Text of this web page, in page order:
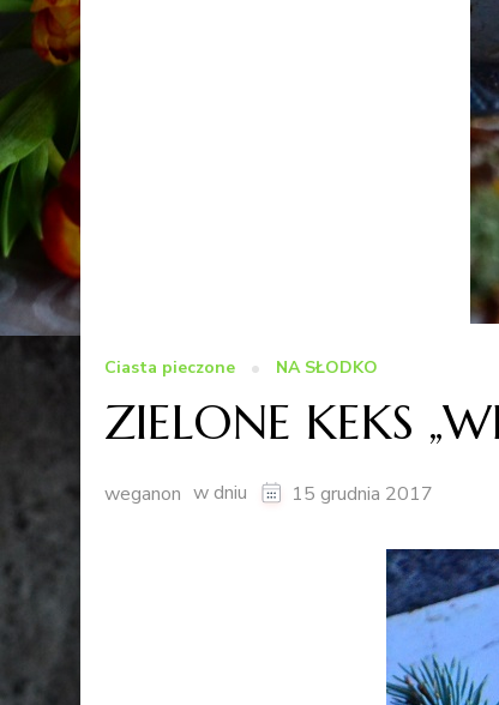
Ciasta pieczone NA SŁODKO
ZIELONE KEKS
weganon w dniu 15 grudnia 2017